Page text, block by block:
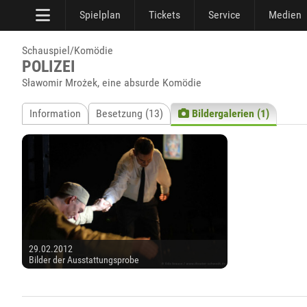
Spielplan Tickets Service Medien
Schauspiel/Komödie
POLIZEI
Sławomir Mrożek, eine absurde Komödie
Information Besetzung (13) Bildergalerien (1)
29.02.2012
Bilder der Ausstattungsprobe